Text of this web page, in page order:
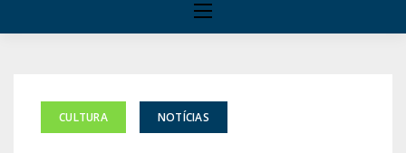
CULTURA NOTÍCIAS